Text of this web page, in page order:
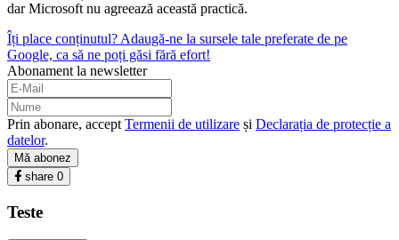
dar Microsoft nu agreează această practică.
Îți place conținutul? Adaugă-ne la sursele tale preferate de pe
Google, ca să ne poți găsi fără efort!
Abonament la newsletter
Prin abonare, accept Termenii de utilizare și Declarația de protecție a
datelor.
Mă abonez
share 0
Teste